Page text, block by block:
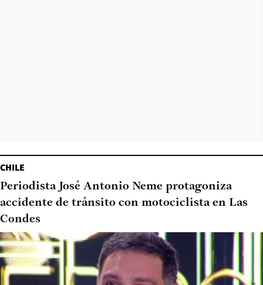
CHILE
Periodista José Antonio Neme protagoniza
accidente de tránsito con motociclista en Las
Condes